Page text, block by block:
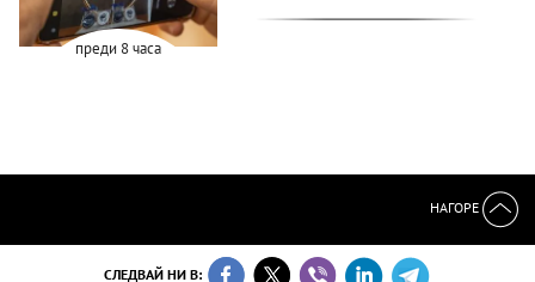
преди 8 часа
НАГОРЕ
СЛЕДВАЙ НИ В: